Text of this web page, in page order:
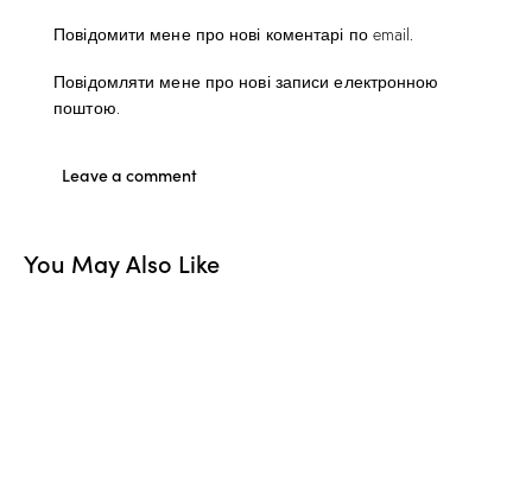
Повідомити мене про нові коментарі по email.
Повідомляти мене про нові записи електронною
поштою.
You May Also Like